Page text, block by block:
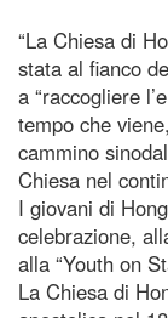
“La Chiesa di
stata al fianco
a “raccogliere
tempo che
cammino
Chiesa nel
I giovani di
celebrazione,
alla “Youth on
La Chiesa di